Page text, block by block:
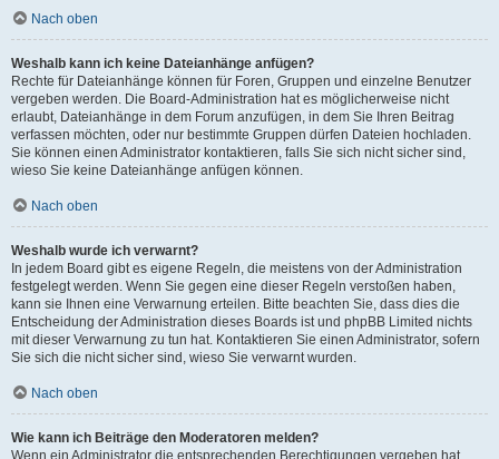
Nach oben
Weshalb kann ich keine Dateianhänge anfügen?
Rechte für Dateianhänge können für Foren, Gruppen und einzelne Benutzer
vergeben werden. Die Board-Administration hat es möglicherweise nicht
erlaubt, Dateianhänge in dem Forum anzufügen, in dem Sie Ihren Beitrag
verfassen möchten, oder nur bestimmte Gruppen dürfen Dateien hochladen.
Sie können einen Administrator kontaktieren, falls Sie sich nicht sicher sind,
wieso Sie keine Dateianhänge anfügen können.
Nach oben
Weshalb wurde ich verwarnt?
In jedem Board gibt es eigene Regeln, die meistens von der Administration
festgelegt werden. Wenn Sie gegen eine dieser Regeln verstoßen haben,
kann sie Ihnen eine Verwarnung erteilen. Bitte beachten Sie, dass dies die
Entscheidung der Administration dieses Boards ist und phpBB Limited nichts
mit dieser Verwarnung zu tun hat. Kontaktieren Sie einen Administrator, sofern
Sie sich die nicht sicher sind, wieso Sie verwarnt wurden.
Nach oben
Wie kann ich Beiträge den Moderatoren melden?
Wenn ein Administrator die entsprechenden Berechtigungen vergeben hat,